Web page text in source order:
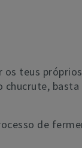
os teus
chucrute,
de